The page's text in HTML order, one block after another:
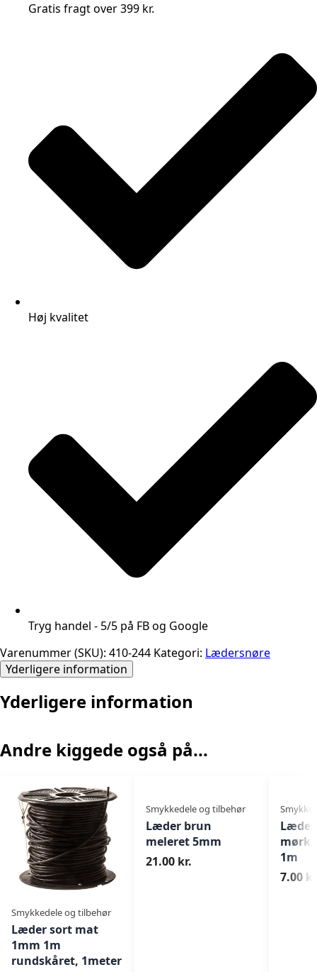
Gratis fragt over 399 kr.
Høj kvalitet
Tryg handel - 5/5 på FB og Google
Varenummer (SKU): 410-244 Kategori: Lædersnøre
Yderligere information
Yderligere information
Andre kiggede også på...
Smykkedele og tilbehør
Læder sort mat
1mm 1m
rundskåret, 1meter
Smykkedele og tilbehør
Læder brun
meleret 5mm
21.00 kr.
mørk
1m
7.00